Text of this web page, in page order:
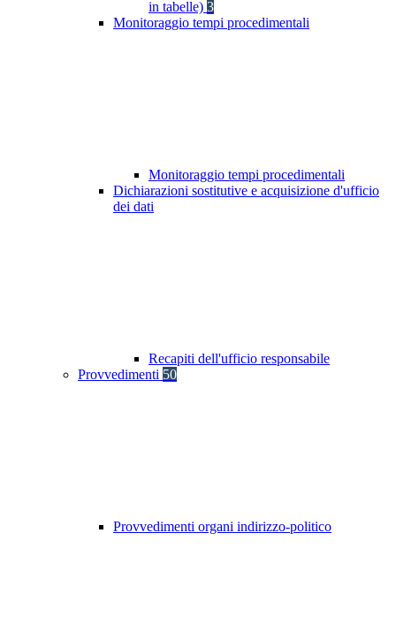
in tabelle) 3
Monitoraggio tempi procedimentali
Monitoraggio tempi procedimentali
Dichiarazioni sostitutive e acquisizione d'ufficio
dei dati
Recapiti dell'ufficio responsabile
Provvedimenti 50
Provvedimenti organi indirizzo-politico